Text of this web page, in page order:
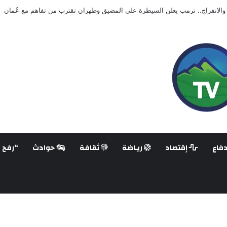
تايلاند.. مراهق يقتل طلابًا ومعلمين في أعنف هجوم على مدرسة منذ سنوات
دفاع إقتصاد ريـاضة ثقافة حوادث